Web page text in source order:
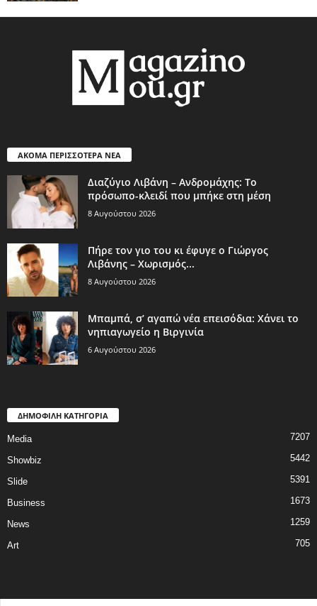
ΑΚΟΜΑ ΠΕΡΙΣΣΟΤΕΡΑ ΝΕΑ
Διαζύγιο Λιβάνη – Ανδρομάχης: Το
πρόσωπο-κλειδί που μπήκε στη μέση
8 Αυγούστου 2026
Πήρε τον γιο του κι έφυγε ο Γιώργος
Λιβάνης – Χωρισμός...
8 Αυγούστου 2026
Μπαμπά, σ’ αγαπώ νέα επεισόδια: Χάνει το
νηπιαγωγείο η Βιργινία
6 Αυγούστου 2026
ΔΗΜΟΦΙΛΗ ΚΑΤΗΓΟΡΙΑ
Media 7207
Showbiz 5442
Slide 5391
Business 1673
News 1259
Art 705